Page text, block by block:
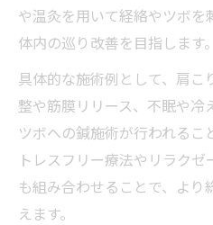
や温灸を用いて経絡やツボ
体内の巡り改善を目指します。
具体的な施術例として、肩
整や筋膜リリース、不眠や冷
ツボへの鍼施術が行われるこ
トレスフリー療法やリラク
も組み合わせることで、よ
えます。